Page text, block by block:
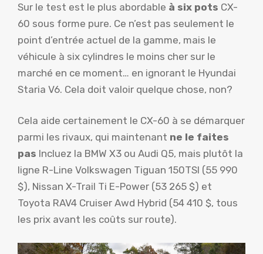
Sur le test est le plus abordable à six pots CX-
60 sous forme pure. Ce n’est pas seulement le
point d’entrée actuel de la gamme, mais le
véhicule à six cylindres le moins cher sur le
marché en ce moment… en ignorant le Hyundai
Staria V6. Cela doit valoir quelque chose, non?
Cela aide certainement le CX-60 à se démarquer
parmi les rivaux, qui maintenant ne le faites
pas Incluez la BMW X3 ou Audi Q5, mais plutôt la
ligne R-Line Volkswagen Tiguan 150TSI (55 990
$), Nissan X-Trail Ti E-Power (53 265 $) et
Toyota RAV4 Cruiser Awd Hybrid (54 410 $, tous
les prix avant les coûts sur route).